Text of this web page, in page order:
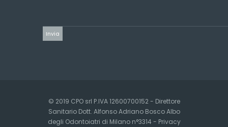
© 2019 CPO srl P.IVA 12600700152 - Direttore
Sanitario Dott. Alfonso Adriano Bosco Albo
degli Odontoiatri di Milano n°3314 - Privacy